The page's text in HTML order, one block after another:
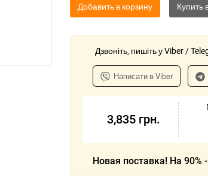
Добавить в корзину
Дзвоніть, пишіть у Viber /
Написати в Viber
3,835 грн.
Новая поставка! На 90%